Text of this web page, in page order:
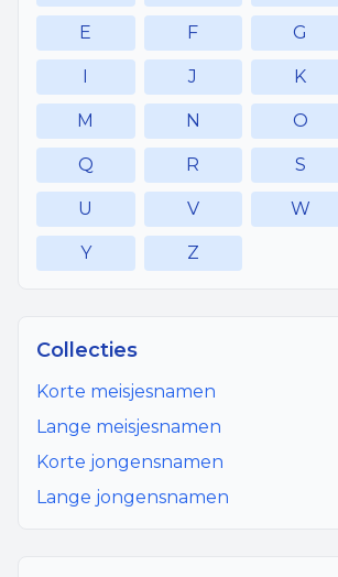
E F G
I J K
M N O
Q R S
U V W
Y Z
Collecties
Korte meisjesnamen
Lange meisjesnamen
Korte jongensnamen
Lange jongensnamen